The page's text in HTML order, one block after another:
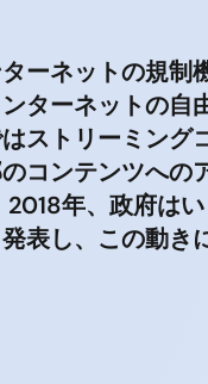
ーネットの規制
ターネットの自
ストリーミング
コンテンツへの
2018年、政府は
表し、この動き